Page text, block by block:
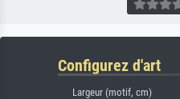
Configurez d'art
Largeur (motif, cm)